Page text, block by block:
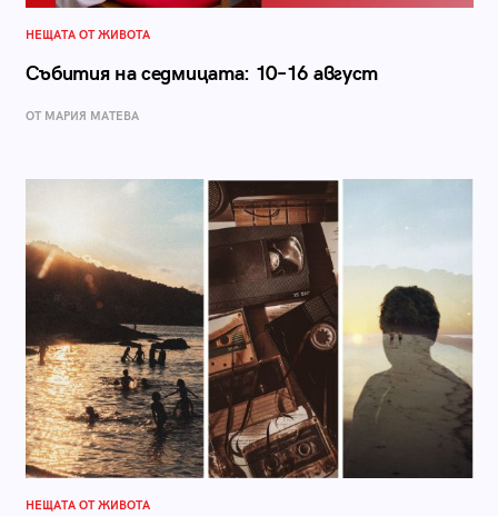
НЕЩАТА ОТ ЖИВОТА
Събития на седмицата: 10–16 август
ОТ МАРИЯ МАТЕВА
НЕЩАТА ОТ ЖИВОТА